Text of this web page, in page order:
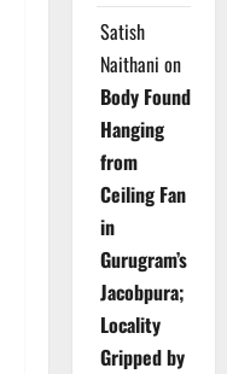
Satish
Naithani on
Body Found
Hanging
from
Ceiling Fan
in
Gurugram’s
Jacobpura;
Locality
Gripped by